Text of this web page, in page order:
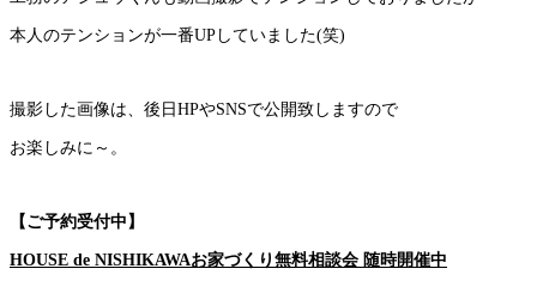
本人のテンションが一番UPしていました(笑)
撮影した画像は、後日HPやSNSで公開致しますので
お楽しみに～。
【ご予約受付中】
HOUSE de NISHIKAWAお家づくり無料相談会 随時開催中